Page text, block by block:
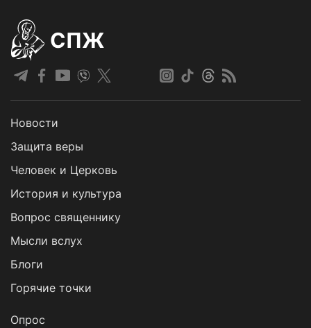
СПЖ
Новости
Защита веры
Человек и Церковь
История и культура
Вопрос священнику
Мысли вслух
Блоги
Горячие точки
Опрос